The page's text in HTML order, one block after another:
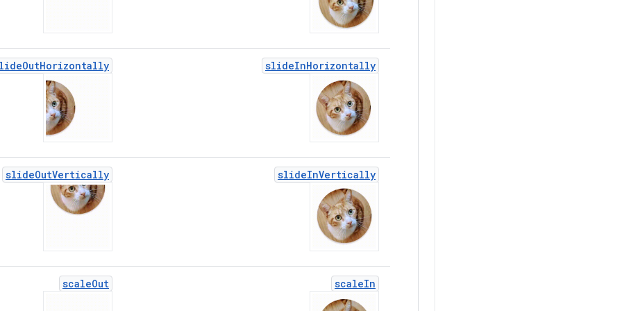
slideInHorizontally
OutHorizontally
slideInVertically
slideOutVertically
scaleIn
scaleOut